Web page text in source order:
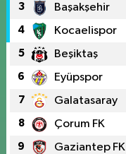
3 Başakşehir
4 Kocaelispor
5 Beşiktaş
6 Eyüpspor
7 Galatasaray
8 Çorum FK
9 Gaziantep FK